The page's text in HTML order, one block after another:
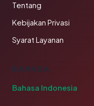
Tentang
Kebijakan Privasi
Syarat Layanan
BAHASA
Bahasa Indonesia